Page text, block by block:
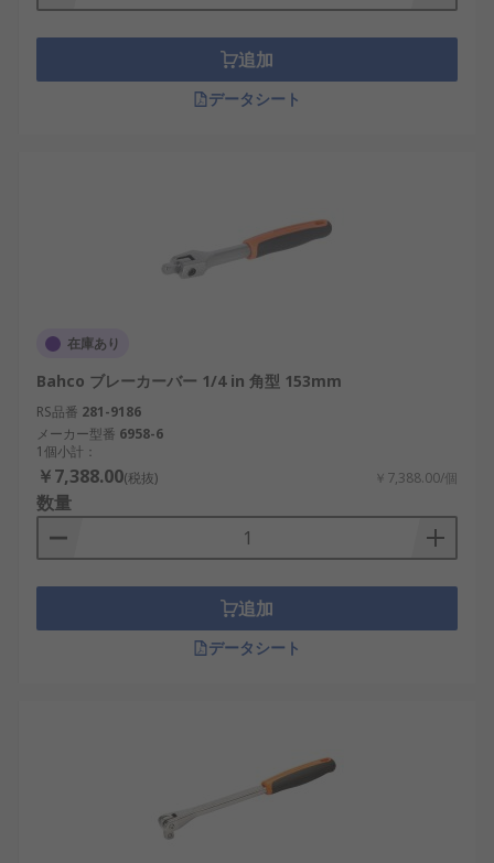
追加
データシート
在庫あり
Bahco ブレーカーバー 1/4 in 角型 153mm
RS品番 281-9186
メーカー型番 6958-6
1個小計：
￥7,388.00(税抜) ￥7,388.00/個
数量
追加
データシート